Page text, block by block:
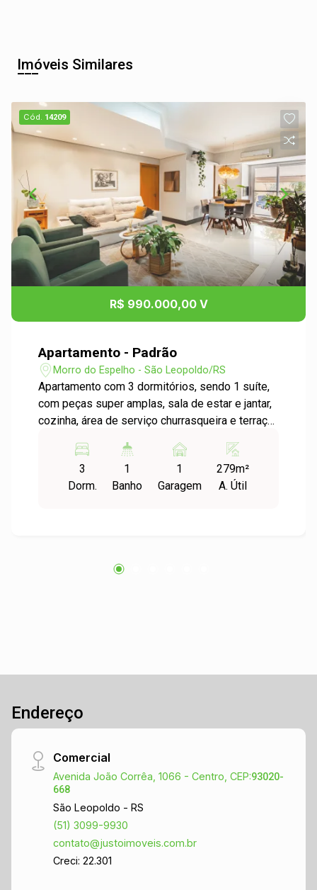
Imóveis Similares
Cód. 14209
R$ 990.000,00 V
Apartamento - Padrão
Morro do Espelho - São Leopoldo/RS
Apartamento com 3 dormitórios, sendo 1 suíte,
com peças super amplas, sala de estar e jantar,
cozinha, área de serviço churrasqueira e terraço.
piscina coletiva, salão de festas, portaria 24h,
academia, entre outras comodidades. Vem
conferir pessoalmente, vale a pena!
3
Dorm.
1
Banho
1
Garagem
279m²
A. Útil
Endereço
Comercial
Avenida João Corrêa, 1066 - Centro, CEP:93020-
668
São Leopoldo - RS
(51) 3099-9930
contato@justoimoveis.com.br
Creci: 22.301